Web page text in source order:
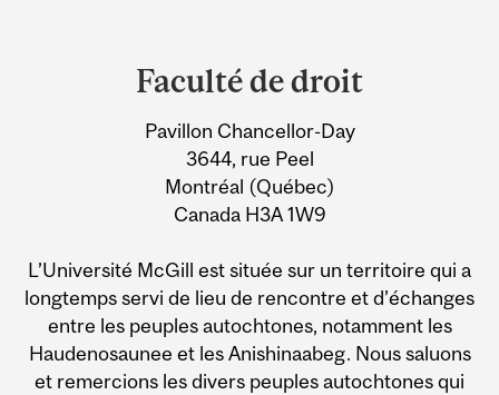
Information
Faculté de droit
Pavillon Chancellor-Day
3644, rue Peel
Montréal (Québec)
Canada H3A 1W9
L’Université McGill est située sur un territoire qui a
longtemps servi de lieu de rencontre et d’échanges
entre les peuples autochtones, notamment les
Haudenosaunee et les Anishinaabeg. Nous saluons
et remercions les divers peuples autochtones qui